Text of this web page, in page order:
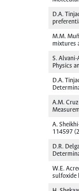
D.A.
M.M.
mixtures
S.
Physics
D.A.
A.M.
A.
114597
D.R.
W.E.
sulfoxide